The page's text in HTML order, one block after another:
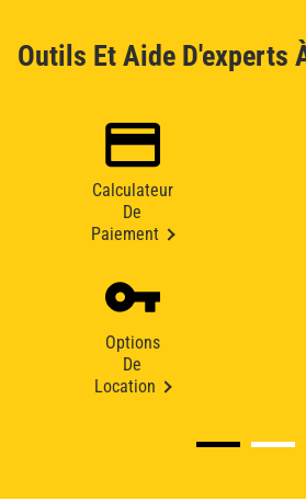
Outils Et Aide D'experts
Calculateur
De
Paiement
Options
De
Location